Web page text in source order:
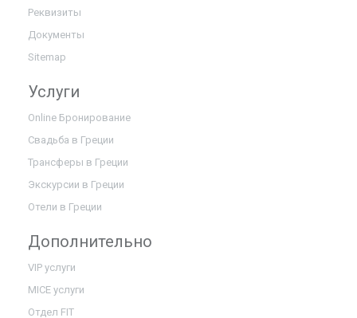
Реквизиты
Документы
Sitemap
Услуги
Online Бронирование
Свадьба в Греции
Трансферы в Греции
Экскурсии в Греции
Отели в Греции
Дополнительно
VIP услуги
MICE услуги
Отдел FIT